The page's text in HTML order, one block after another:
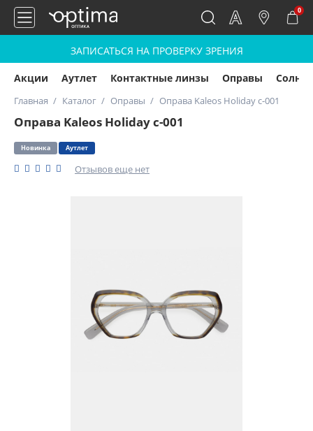
0
ЗАПИСАТЬСЯ НА ПРОВЕРКУ ЗРЕНИЯ
Акции Аутлет Контактные линзы Оправы
Главная Каталог Оправы Оправа Kaleos Holiday c-001
Оправа Kaleos Holiday c-001
Новинка Аутлет
Отзывов еще нет